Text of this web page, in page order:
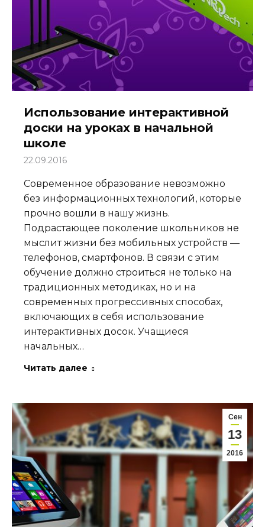
Использование интерактивной
доски на уроках в начальной
школе
22.09.2016
Современное образование невозможно
без информационных технологий, которые
прочно вошли в нашу жизнь.
Подрастающее поколение школьников не
мыслит жизни без мобильных устройств —
телефонов, смартфонов. В связи с этим
обучение должно строиться не только на
традиционных методиках, но и на
современных прогрессивных способах,
включающих в себя использование
интерактивных досок. Учащиеся
начальных…
Читать далее
Сен
13
2016